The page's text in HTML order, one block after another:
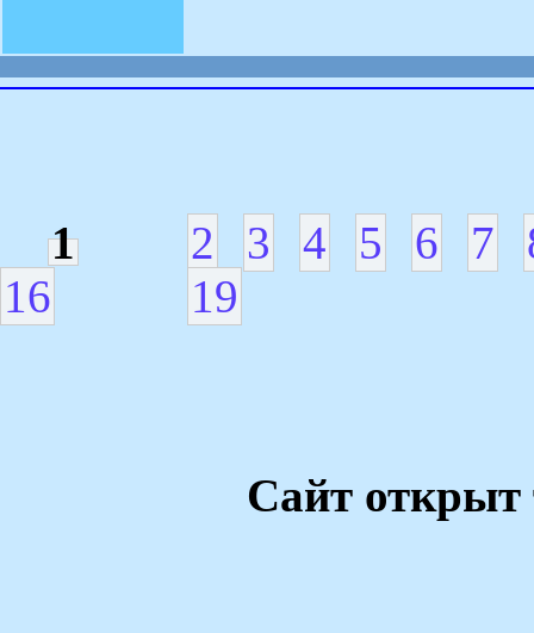
1 2 3 4 5 6 7
16
19
Сайт открыт